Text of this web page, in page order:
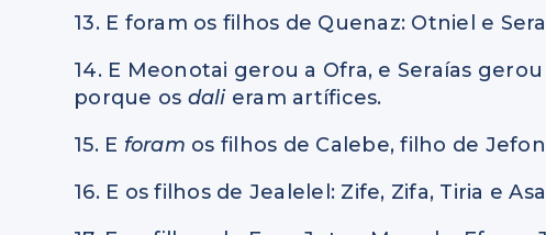
13. E foram os filhos de Quenaz: Otniel e
14. E Meonotai gerou a Ofra, e Seraías
porque os dali eram artífices.
15. E foram os filhos de Calebe, filho de
16. E os filhos de Jealelel: Zife, Zifa, Tiria e